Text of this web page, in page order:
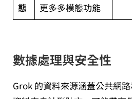
態
更多多模態功能
數據處理與安全性
Grok 的資料來源涵蓋公共網